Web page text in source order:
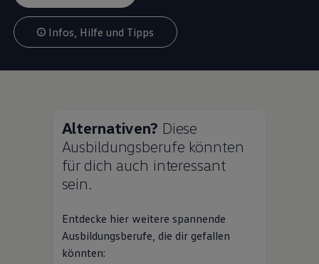
Infos, Hilfe und Tipps
Alternativen? Diese
Ausbildungsberufe könnten
für dich auch interessant
sein.
Entdecke hier weitere spannende
Ausbildungsberufe, die dir gefallen
könnten: